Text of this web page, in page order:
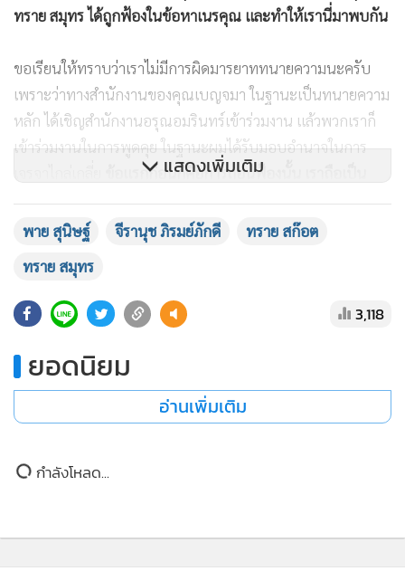
คดีต่อไปก็ขออนุญาตว่า การที่เรามาพบกันในครั้งนี้ ไม่ว่าจะเป็น
งาน รวมถึงบ้านพระอาทิตย์ สำนักงานอรุณอมรินทร์ เรียนให้
ทราบว่าเราเข้ามาเจอกัน เหตุผลเพราะประเด็นหลักก็คือ คุณ
ทราย สมุทร ได้ถูกฟ้องในข้อหาเนรคุณ และทำให้เรานี่มาพบกัน
ขอเรียนให้ทราบว่าเราไม่มีการผิดมารยาททนายความนะครับ
เพราะว่าทางสำนักงานของคุณเบญจมา ในฐานะเป็นทนายความ
หลัก ได้เชิญสำนักงานอรุณอมรินทร์เข้าร่วมงาน แล้วพวกเราก็
เจรจาไกล่เกลี่ย
ความก้าวหน้าในความขัดแย้งที่เกิดขึ้น และถือว่าการมาเจอกัน
เพราะเหตุแห่งการฟ้องเนรคุณนั้นได้ยุติลงแล้ว เพราะว่าคุณแม่
หรือคุณจีรานุชได้ทำการถอนฟ้องไปเอง
แต่เรียนให้ทราบว่ากรณีนี้ เนื่องจากเป็นกรณีที่ฝ่ายจำเลยก็คือ
อักษรไปหมดแล้ว ตั้งแต่วันที่ 30 มิถุนายน 2569 ก็แปลว่าฝ่าย
แห่งการพูดทั้งหมดว่าเกิดเหตุอย่างไรเรียนให้ทราบว่าตลอด
ระยะเวลาที่ผ่านมา เราได้เตรียมความพร้อมในทุกกรณี ไม่ว่าจะ
ทราย สมุทร
3,118
ยอดนิยม